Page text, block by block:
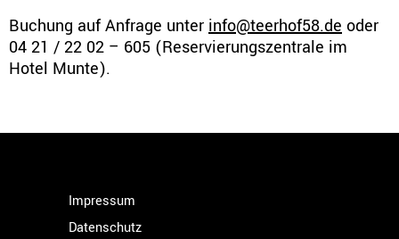
Buchung auf Anfrage unter info@teerhof58.de oder
04 21 / 22 02 – 605 (Reservierungszentrale im
Hotel Munte).
Impressum
Datenschutz